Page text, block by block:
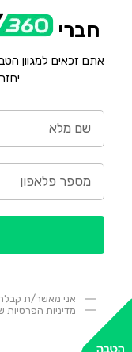
חברי
אתם זכאים למגוון
אני מאשר/ת קבלת
מדיניות